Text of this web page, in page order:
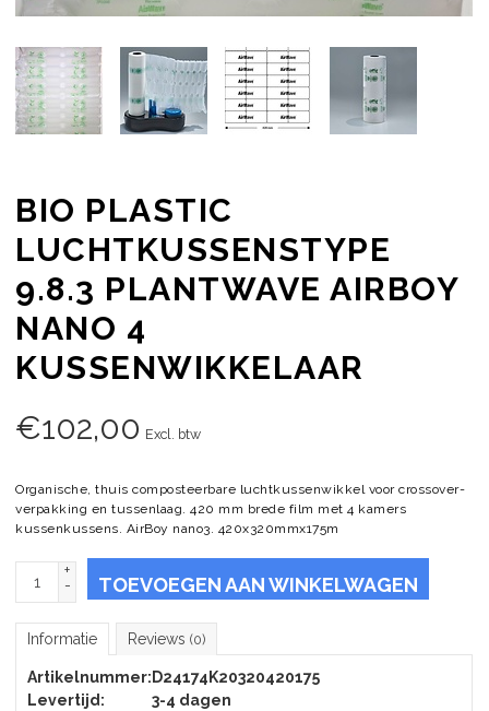
BIO PLASTIC
LUCHTKUSSENSTYPE
9.8.3 PLANTWAVE AIRBOY
NANO 4
KUSSENWIKKELAAR
€102,00 Excl. btw
Organische, thuis composteerbare luchtkussenwikkel voor crossover-
verpakking en tussenlaag. 420 mm brede film met 4 kamers
kussenkussens. AirBoy nano3. 420x320mmx175m
+
-
TOEVOEGEN AAN WINKELWAGEN
Informatie Reviews (0)
Artikelnummer: D24174K20320420175
Levertijd:
3-4 dagen